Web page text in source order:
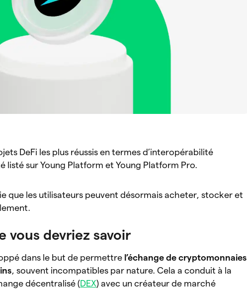
DeFi les plus réussis en termes d’interopérabilité
sur Young Platform et Young Platform Pro.
que les utilisateurs peuvent désormais acheter, stocker et
vous devriez savoir
dans le but de permettre l’échange de cryptomonnaies
, souvent incompatibles par nature. Cela a conduit à la
décentralisé (DEX) avec un créateur de marché